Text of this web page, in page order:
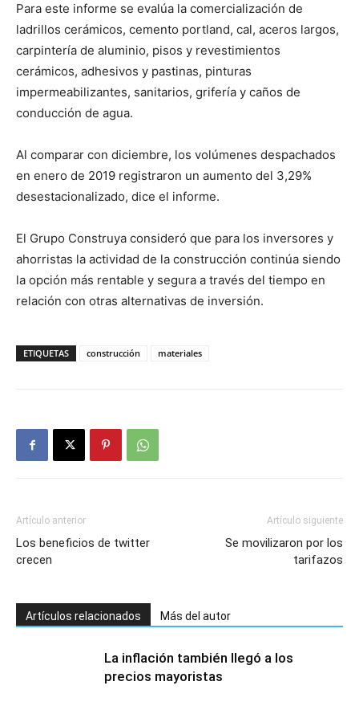
Para este informe se evalúa la comercialización de
ladrillos cerámicos, cemento portland, cal, aceros largos,
carpintería de aluminio, pisos y revestimientos
cerámicos, adhesivos y pastinas, pinturas
impermeabilizantes, sanitarios, grifería y caños de
conducción de agua.
Al comparar con diciembre, los volúmenes despachados
en enero de 2019 registraron un aumento del 3,29%
desestacionalizado, dice el informe.
El Grupo Construya consideró que para los inversores y
ahorristas la actividad de la construcción continúa siendo
la opción más rentable y segura a través del tiempo en
relación con otras alternativas de inversión.
ETIQUETAS construcción materiales
Artículo anterior
Los beneficios de twitter
crecen
Artículo siguiente
Se movilizaron por los
tarifazos
Artículos relacionados Más del autor
La inflación también llegó a los
precios mayoristas